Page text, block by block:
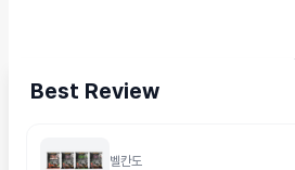
Best Review
벨칸도